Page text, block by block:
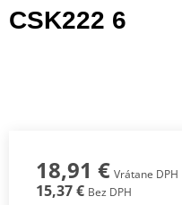
CSK222 6
18,91 € Vrátane DPH
15,37 € Bez DPH